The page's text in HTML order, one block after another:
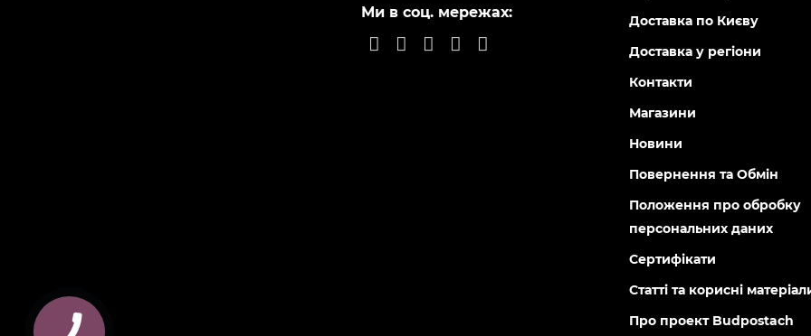
Ми в соц. мережах:
Доставка по Києву
Доставка у регіони
Контакти
Магазини
Новини
Повернення та Обмін
Положення про обробку
персональних даних
Сертифікати
Статті та корисні
Про проект Budpostach